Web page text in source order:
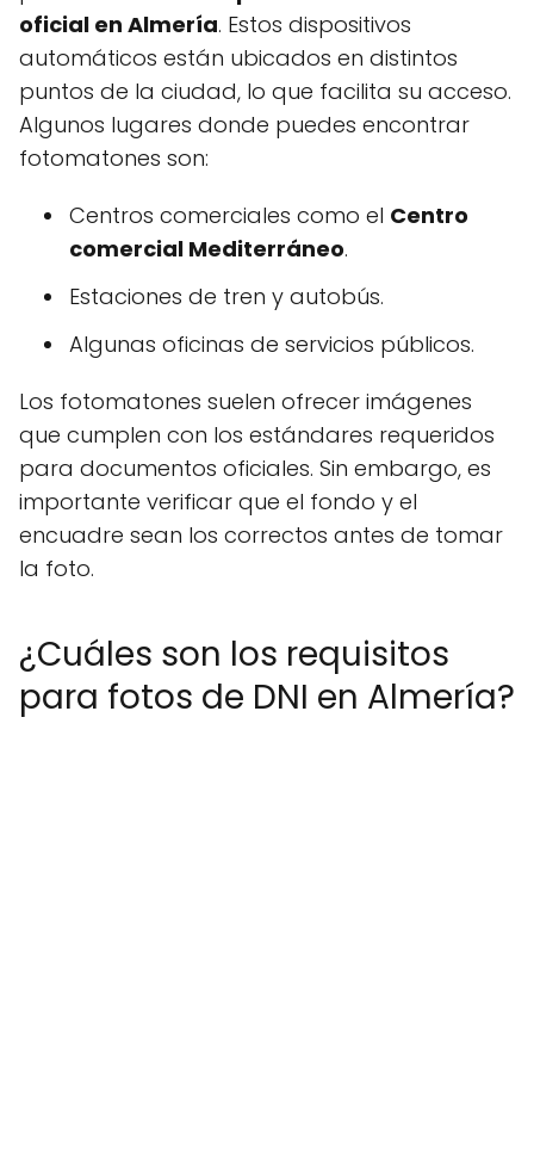
oficial en Almería. Estos dispositivos
automáticos están ubicados en distintos
puntos de la ciudad, lo que facilita su acceso.
Algunos lugares donde puedes encontrar
fotomatones son:
Centros comerciales como el Centro
comercial Mediterráneo.
Estaciones de tren y autobús.
Algunas oficinas de servicios públicos.
Los fotomatones suelen ofrecer imágenes
que cumplen con los estándares requeridos
para documentos oficiales. Sin embargo, es
importante verificar que el fondo y el
encuadre sean los correctos antes de tomar
la foto.
¿Cuáles son los requisitos
para fotos de DNI en Almería?